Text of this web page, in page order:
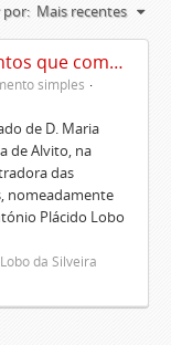
por: Mais recentes
Inventário dos documentos que compõem o cartório da Casa de Alvito
simples
de D. Maria
de Alvito, na
das
nomeadamente
Plácido Lobo
da Silveira